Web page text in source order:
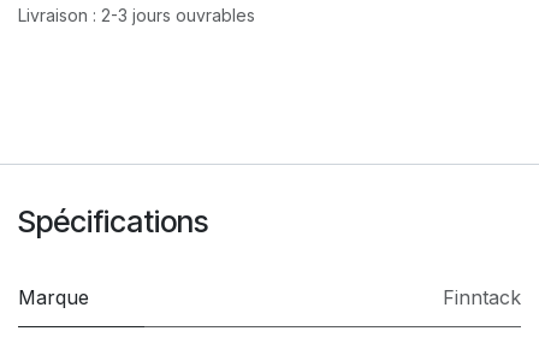
Livraison : 2-3 jours ouvrables
Spécifications
Marque Finntack